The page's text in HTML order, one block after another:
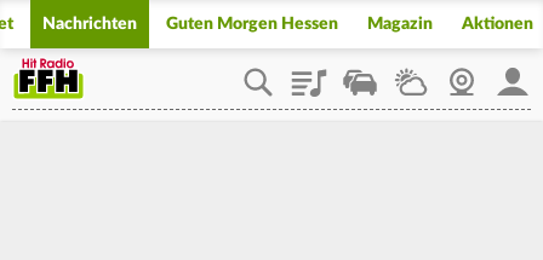
Nachrichten Guten Morgen Hessen Magazin Aktionen
PlaylistStaupilotWetterWebcam